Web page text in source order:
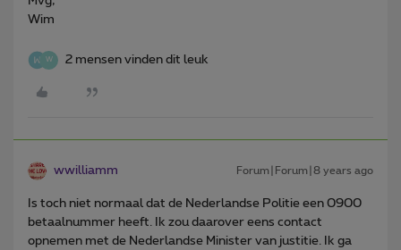
Wim
W 2 mensen vinden dit leuk
wwilliamm Forum|Forum|8 years ago
Is toch niet normaal dat de Nederlandse Politie een 0900
betaalnummer heeft. Ik zou daarover eens contact
opnemen met de Nederlandse Minister van justitie. Ik ga